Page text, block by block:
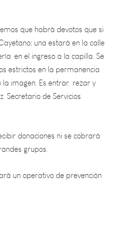
habrá devotos que si
una estará en la calle
en el ingreso a la capilla. Se
en la permanencia
imagen. Es entrar, rezar y
de Servicios
ni se cobrará
grupos.
de prevención